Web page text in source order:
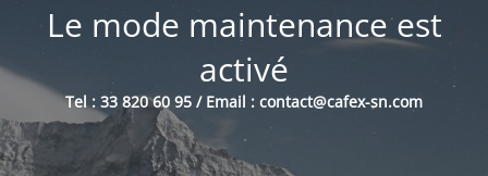
Le mode maintenance est
activé
Tel : 33 820 60 95 / Email : contact@cafex-sn.com